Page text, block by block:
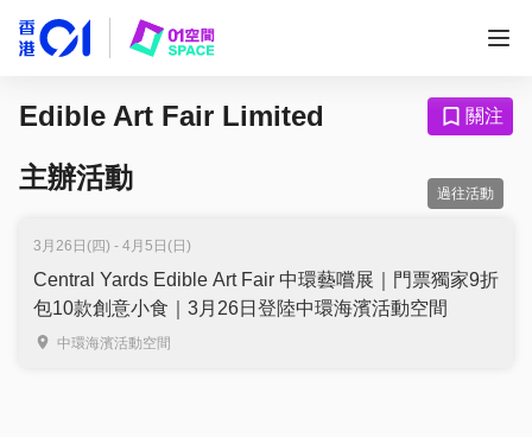
Edible Art Fair Limited 關注
主辦活動 過往活動
3月26日(四) - 4月5日(日)
Central Yards Edible Art Fair 中環藝嚐展｜門票獨家9折
包10款創意小食｜3月26日登陸中環海濱活動空間
中環海濱活動空間